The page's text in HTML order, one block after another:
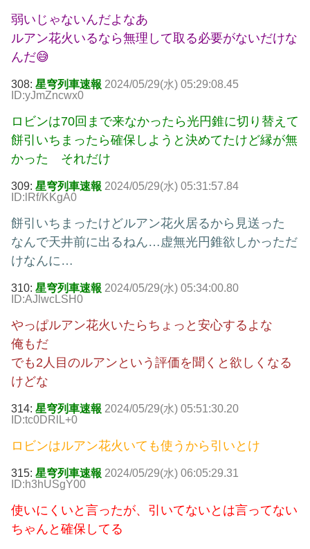
弱いじゃないんだよなあ
ルアン花火いるなら無理して取る必要がないだけな
んだ😅
308: 星穹列車速報 2024/05/29(水) 05:29:08.45
ID:yJmZncwx0
ロビンは70回まで来なかったら光円錐に切り替えて
餅引いちまったら確保しようと決めてたけど縁が無
かった それだけ
309: 星穹列車速報 2024/05/29(水) 05:31:57.84
ID:lRf/KKgA0
餅引いちまったけどルアン花火居るから見送った
なんで天井前に出るねん…虚無光円錐欲しかっただ
けなんに…
310: 星穹列車速報 2024/05/29(水) 05:34:00.80
ID:AJlwcLSH0
やっぱルアン花火いたらちょっと安心するよな
俺もだ
でも2人目のルアンという評価を聞くと欲しくなる
けどな
314: 星穹列車速報 2024/05/29(水) 05:51:30.20
ID:tc0DRlL+0
ロビンはルアン花火いても使うから引いとけ
315: 星穹列車速報 2024/05/29(水) 06:05:29.31
ID:h3hUSgY00
使いにくいと言ったが、引いてないとは言ってない
ちゃんと確保してる